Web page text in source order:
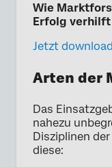
Wie
Erfolg verhilft
Jetzt
Arten der
Das
nahezu
Disziplinen
diese: